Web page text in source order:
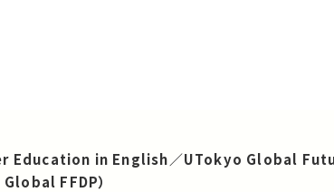
Education in English／UTokyo Global
FFDP）